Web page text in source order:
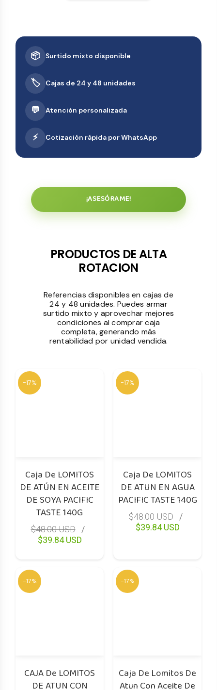
📦 Surtido mixto disponible
🏷️ Cajas de 24 y 48 unidades
💬 Atención personalizada
⚡ Cotización rápida por WhatsApp
¡ASESÓRAME!
PRODUCTOS DE ALTA
ROTACION
Referencias disponibles en cajas de
24 y 48 unidades. Puedes armar
surtido mixto y aprovechar mejores
condiciones al comprar caja
completa, generando más
rentabilidad por unidad vendida.
-17%
Caja De LOMITOS
DE ATÚN EN ACEITE
DE SOYA PACIFIC
TASTE 140G
$48.00 USD
$39.84 USD
-17%
Caja De LOMITOS
DE ATUN EN AGUA
PACIFIC TASTE 140G
$48.00 USD
$39.84 USD
-17%
CAJA De LOMITOS
DE ATUN CON
-17%
Caja De Lomitos De
Atun Con Aceite De